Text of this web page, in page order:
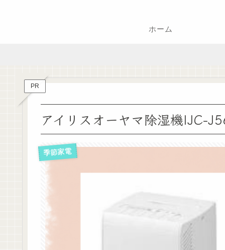
ホーム
PR
アイリスオーヤマ除湿機IJC-
季節家電